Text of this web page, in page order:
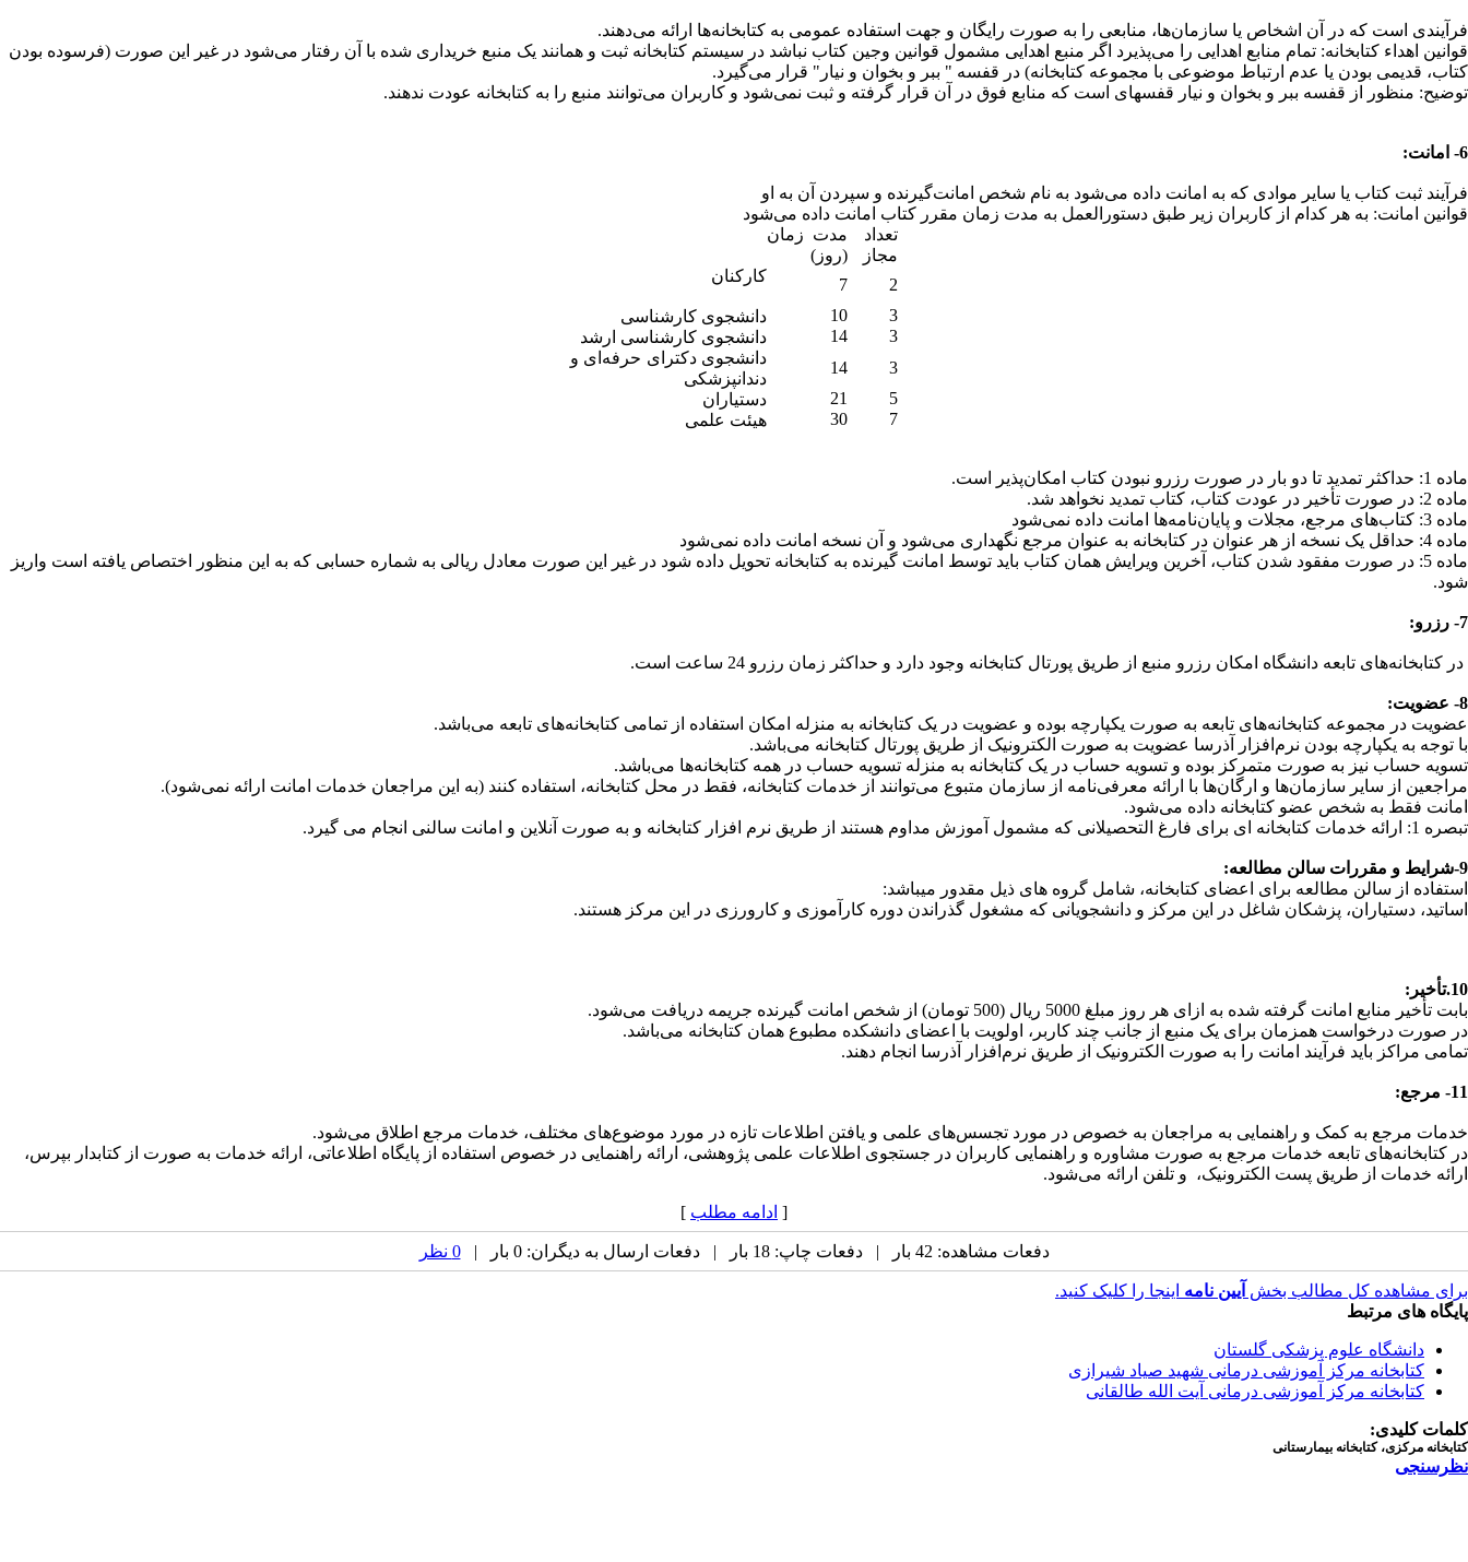
فرآیندی است که در آن اشخاص یا سازمان‌ها، منابعی را به صورت رایگان و جهت استفاده عمومی به کتابخانه‌ها ارائه می‌دهند.
قوانین اهداء کتابخانه: تمام منابع اهدایی را می‌پذیرد اگر منبع اهدایی مشمول قوانین وجین کتاب نباشد در سیستم کتابخانه ثبت و همانند یک منبع خریداری شده با آن رفتار می‌شود در غیر این صورت (فرسوده بودن
کتاب، قدیمی بودن یا عدم ارتباط موضوعی با مجموعه کتابخانه) در قفسه " ببر و بخوان و نیار" قرار می‌گیرد.
توضیح: منظور از قفسه ببر و بخوان و نیار قفسه­ای است که منابع فوق در آن قرار گرفته و ثبت نمی‌شود و کاربران می‌توانند منبع را به کتابخانه عودت ندهند.
6- امانت:
فرآیند ثبت کتاب یا سایر موادی که به امانت داده می‌شود به نام شخص امانت‌گیرنده و سپردن آن به او
قوانین امانت: به هر کدام از کاربران زیر طبق دستورالعمل به مدت زمان مقرر کتاب امانت داده می‌شود
تعداد
مجاز
مدت زمان
(روز)
2
7 کارکنان
3
10
دانشجوی کارشناسی
3
14
دانشجوی کارشناسی ارشد
3
14
دانشجوی دکترای حرفه‌ای و
دندانپزشکی
5
21
دستیاران
7
30 هیئت علمی
ماده 1: حداکثر تمدید تا دو بار در صورت رزرو نبودن کتاب امکان‌پذیر است.
ماده 2: در صورت تأخیر در عودت کتاب، کتاب تمدید نخواهد شد.
ماده 3: کتاب‌های مرجع، مجلات و پایان‌نامه‌ها امانت داده نمی‌شود
ماده 4: حداقل یک نسخه از هر عنوان در کتابخانه به عنوان مرجع نگهداری می‌شود و آن نسخه امانت داده نمی‌شود
ماده 5: در صورت مفقود شدن کتاب، آخرین ویرایش همان کتاب باید توسط امانت گیرنده به کتابخانه تحویل داده شود در غیر این صورت معادل ریالی به شماره حسابی که به این منظور اختصاص یافته است واریز
شود.
7- رزرو:
در کتابخانه‌های تابعه دانشگاه امکان رزرو منبع از طریق پورتال کتابخانه وجود دارد و حداکثر زمان رزرو 24 ساعت است.
8- عضویت:
عضویت در مجموعه کتابخانه‌های تابعه به صورت یکپارچه بوده و عضویت در یک کتابخانه به منزله امکان استفاده از تمامی کتابخانه‌های تابعه می‌باشد.
با توجه به یکپارچه بودن نرم‌افزار آذرسا عضویت به صورت الکترونیک از طریق پورتال کتابخانه می‌باشد.
تسویه حساب نیز به صورت متمرکز بوده و تسویه حساب در یک کتابخانه به منزله تسویه حساب در همه کتابخانه‌ها می‌باشد.
مراجعین از سایر سازمان‌ها و ارگان‌ها با ارائه معرفی‌نامه از سازمان متبوع می‌توانند از خدمات کتابخانه، فقط در محل کتابخانه، استفاده کنند (به این مراجعان خدمات امانت ارائه نمی‌شود).
امانت فقط به شخص عضو کتابخانه داده می‌شود.
تبصره 1: ارائه خدمات کتابخانه ای برای فارغ التحصیلانی که مشمول آموزش مداوم هستند از طریق نرم افزار کتابخانه و به صورت آنلاین و امانت سالنی انجام می گیرد.
9-شرایط و مقررات سالن مطالعه:
استفاده از سالن مطالعه برای اعضای کتابخانه، شامل گروه های ذیل مقدور میباشد:
اساتید، دستیاران، پزشکان شاغل در این مرکز و دانشجویانی که مشغول گذراندن دوره کارآموزی و کارورزی در این مرکز هستند.
10.تأخیر:
بابت تأخیر منابع امانت گرفته شده به ازای هر روز مبلغ 5000 ریال (500 تومان) از شخص امانت گیرنده جریمه دریافت می‌شود.
در صورت درخواست همزمان برای یک منبع از جانب چند کاربر، اولویت با اعضای دانشکده مطبوع همان کتابخانه می‌باشد.
تمامی مراکز باید فرآیند امانت را به صورت الکترونیک از طریق نرم‌افزار آذرسا انجام دهند.
11- مرجع:
خدمات مرجع به کمک و راهنمایی به مراجعان به خصوص در مورد تجسس‌های علمی و یافتن اطلاعات تازه در مورد موضوع‌های مختلف، خدمات مرجع اطلاق می‌شود.
در کتابخانه‌های تابعه خدمات مرجع به صورت مشاوره و راهنمایی کاربران در جستجوی اطلاعات علمی پژوهشی، ارائه راهنمایی در خصوص استفاده از پایگاه اطلاعاتی، ارائه خدمات به صورت از کتابدار بپرس،
ارائه خدمات از طریق پست الکترونیک، و تلفن ارائه می‌شود.
[ ادامه مطلب ]
دفعات مشاهده: 42 بار | دفعات چاپ: 18 بار | دفعات ارسال به دیگران: 0 بار | 0 نظر
برای مشاهده کل مطالب بخش آیین نامه اینجا را کلیک کنید.
پایگاه های مرتبط
دانشگاه علوم پزشکی گلستان
کتابخانه مرکز آموزشی درمانی شهید صیاد شیرازی
کتابخانه مرکز آموزشی درمانی آیت الله طالقانی
کلمات کلیدی:
کتابخانه مرکزی، کتابخانه بیمارستانی
نظرسنجی